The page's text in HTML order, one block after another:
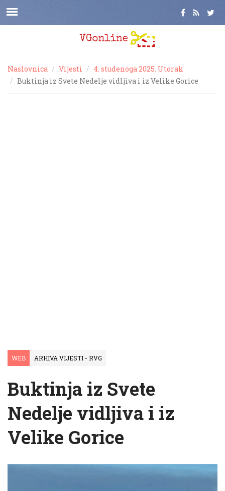
Naslovnica Vijesti
4. studenoga 2025. Utorak
Buktinja iz Svete Nedelje vidljiva i iz Velike Gorice
WEB ARHIVA VIJESTI - RVG
Buktinja iz Svete
Nedelje vidljiva i iz
Velike Gorice